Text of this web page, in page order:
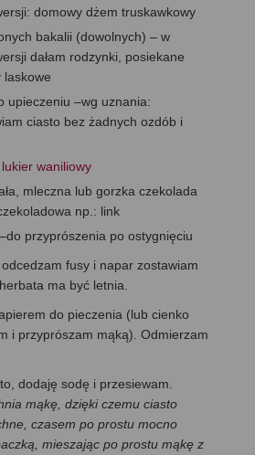
domowy dżem truskawkowy
bakalii (dowolnych) – w
dałam rodzynki, posiekane
laskowe
upieczeniu –wg uznania:
ciasto bez żadnych ozdób i
lukier waniliowy
mleczna lub gorzka czekolada
np.: link
przyprószenia po ostygnięciu
fusy i napar zostawiam
ma być letnia.
do pieczenia (lub cienko
i przyprószam mąką). Odmierzam
dodaję sodę i przesiewam.
mąkę, dzięki czemu ciasto
czasem po prostu mocno
mieszając po prostu mąkę z